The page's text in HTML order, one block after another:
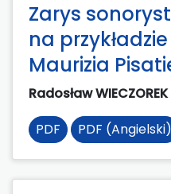
Zarys
na
Maurizia
Radosław WIECZOREK
PDF
PDF (Angielski)